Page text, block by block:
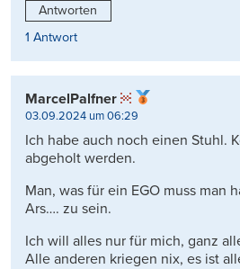
Antworten
1 Antwort
MarcelPalfner
03.09.2024 um 06:29
Ich habe auch noch einen Stuhl.
abgeholt werden.
Man, was für ein EGO muss man
Ars…. zu sein.
Ich will alles nur für mich, ganz
Alle anderen kriegen nix, es ist